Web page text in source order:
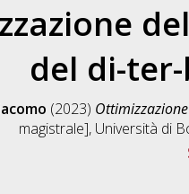
del di-
(2023)
magistrale], Università di